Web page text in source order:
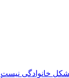
خانوادگی نیست